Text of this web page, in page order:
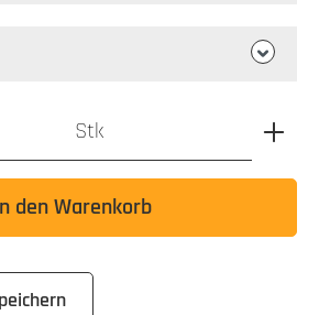
den gewünschten Wert ein oder
Stk
den Warenkorb